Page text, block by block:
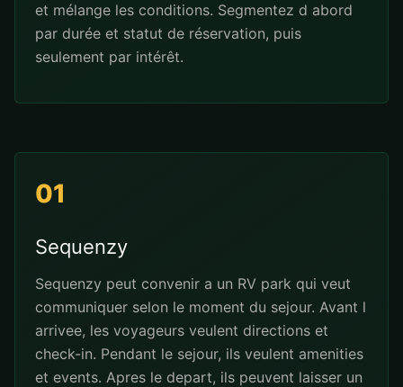
et mélange les conditions. Segmentez d abord
par durée et statut de réservation, puis
seulement par intérêt.
01
Sequenzy
Sequenzy peut convenir a un RV park qui veut
communiquer selon le moment du sejour. Avant l
arrivee, les voyageurs veulent directions et
check-in. Pendant le sejour, ils veulent amenities
et events. Apres le depart, ils peuvent laisser un